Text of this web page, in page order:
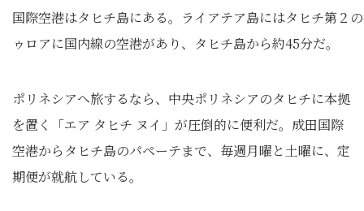
国際空港はタヒチ島にある。ライアテア島にはタヒチ第２
ゥロアに国内線の空港があり、タヒチ島から約45分だ。
ポリネシアへ旅するなら、中央ポリネシアのタヒチに本拠
を置く「エア タヒチ ヌイ」が圧倒的に便利だ。成田国際
空港からタヒチ島のパペーテまで、毎週月曜と土曜に、定
期便が就航している。